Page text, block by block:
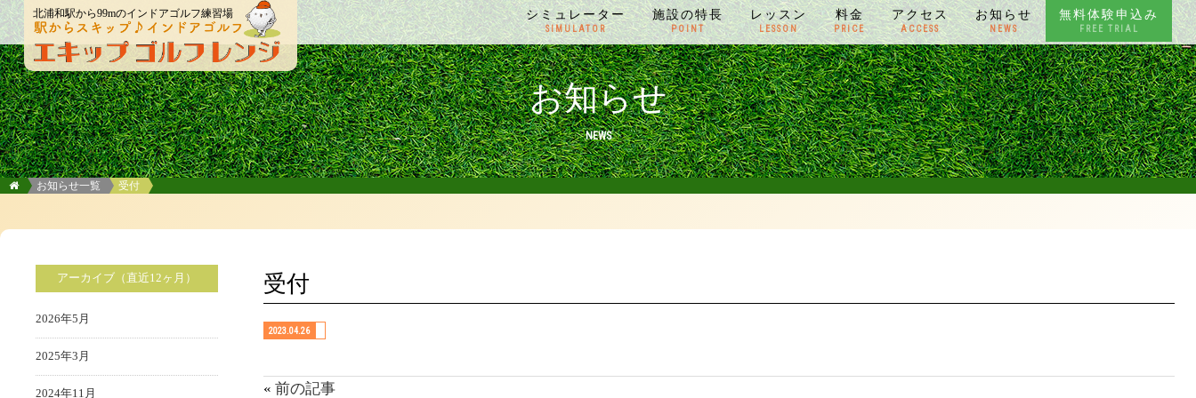
北浦和駅から99mのインドアゴルフ練習場 無料体験申込み
FREE TRIAL
お知らせ
NEWS
アクセス
ACCESS
料金
PRICE
レッスン
LESSON
施設の特長
POINT
シミュレーター
SIMULATOR
お知らせ
NEWS
お知らせ一覧 受付
アーカイブ（直近12ヶ月）
2026年5月
2025年3月
2024年11月
受付
2023.04.26
« 前の記事